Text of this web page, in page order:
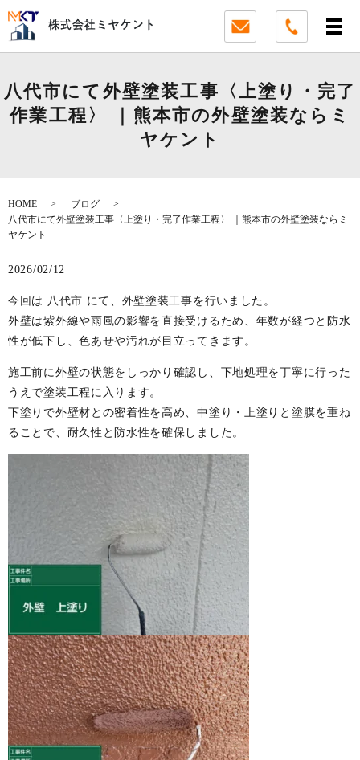
八代市にて外壁塗装工事〈上塗り・完了
作業工程〉 ｜熊本市の外壁塗装ならミ
ヤケント
HOME
ブログ
八代市にて外壁塗装工事〈上塗り・完了作業工程〉 ｜熊本市の外壁塗装ならミ
ヤケント
2026/02/12
今回は 八代市 にて、外壁塗装工事を行いました。
外壁は紫外線や雨風の影響を直接受けるため、年数が経つと防水
性が低下し、色あせや汚れが目立ってきます。
施工前に外壁の状態をしっかり確認し、下地処理を丁寧に行った
うえで塗装工程に入ります。
下塗りで外壁材との密着性を高め、中塗り・上塗りと塗膜を重ね
ることで、耐久性と防水性を確保しました。